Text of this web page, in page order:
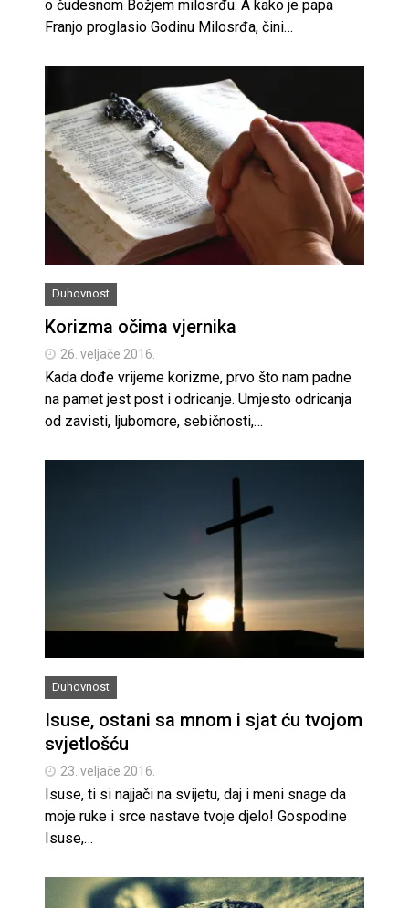
o čudesnom Božjem milosrđu. A kako je papa
Franjo proglasio Godinu Milosrđa, čini…
Duhovnost
Korizma očima vjernika
26. veljače 2016.
Kada dođe vrijeme korizme, prvo što nam padne
na pamet jest post i odricanje. Umjesto odricanja
od zavisti, ljubomore, sebičnosti,…
Duhovnost
Isuse, ostani sa mnom i sjat ću tvojom
svjetlošću
23. veljače 2016.
Isuse, ti si najjači na svijetu, daj i meni snage da
moje ruke i srce nastave tvoje djelo! Gospodine
Isuse,…